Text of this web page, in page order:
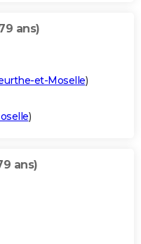
ans)
et-Moselle)
)
ans)